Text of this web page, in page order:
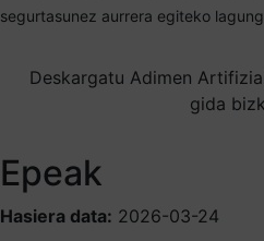
segurtasunez aurrera egiteko
Deskargatu Adimen
gida
Epeak
Hasiera data: 2026-03-24